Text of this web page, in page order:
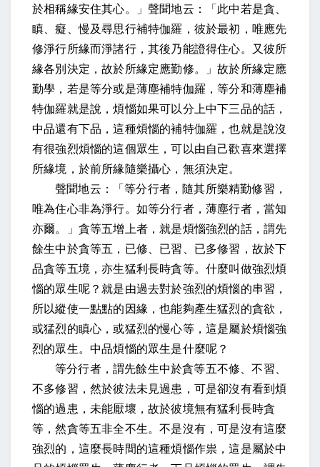
於相稱緣安住其心。」聲聞地云：「此中若是貪、
瞋、癡、慢及尋思行補特伽羅，彼於最初，唯應先
修淨行所緣而淨諸行，其後乃能證得住心。又彼所
緣各別決定，故於所緣定應勤修。」故於所緣定應
勤學，若是等分或是薄塵補特伽羅，等分和薄塵補
特伽羅就是說，煩惱如果可以分上中下三品的話，
中品還有下品，這種煩惱的補特伽羅，也就是說沒
有很強烈煩惱的這個眾生，可以由自己歡喜來選擇
所緣境，於前所緣隨樂攝心，無須決定。
聲聞地云：「等分行者，隨其所樂精勤修習，
唯為住心非為淨行。如等分行者，薄塵行者，當知
亦爾。」貪等五增上者，就是煩惱強烈的話，謂先
餘生中於貪等五，已修、已習、已多修習，故於下
品貪等五境，亦生猛利長時貪等。什麼叫做強烈煩
惱的眾生呢？就是由過去對於強烈的煩惱的串習，
所以縱使一點點的因緣，也能夠產生猛烈的貪欲，
或猛烈的瞋心，或猛烈的慢心等，這是屬於煩惱強
烈的眾生。中品煩惱的眾生是什麼呢？
等分行者，謂先餘生中於貪等五不修、不習、
不多修習，然於彼法未見過患，可是卻沒有看到煩
惱的過患，未能厭壞，故於彼境無有猛利長時貪
等，然貪等五非全不生。不是沒有，可是沒有這麼
強烈的，這麼長時間的這種煩惱作祟，這是屬於中